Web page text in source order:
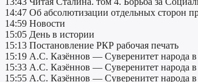
14:47 Об абсолютизации отдельных сторон
14:59 Новости
15:05 День в истории
15:13 Постановление РКР рабочая печать
15:19 А.С. Казённов — Суверенитет народа
15:33 А.С. Казённов — Суверенитет народа
15:55 А.С. Казённов — Суверенитет народа